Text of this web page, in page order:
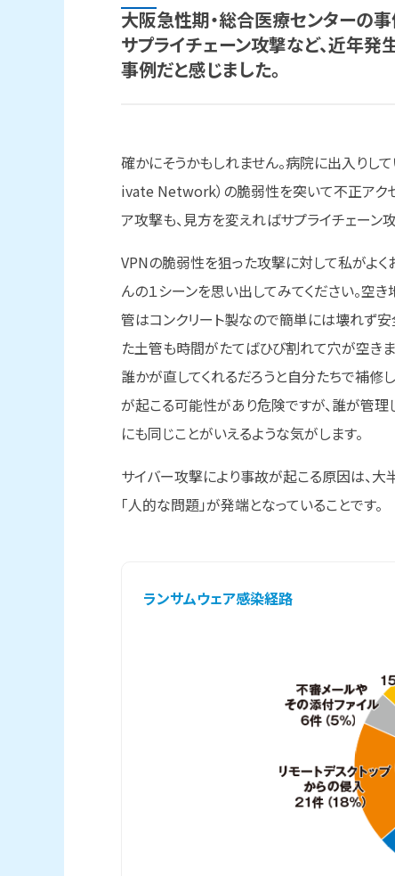
大阪急性期・総合医療センターの事
サプライチェーン攻撃など、近年発
事例だと感じました。
確かにそうかもしれません。病院に出入りし
ivate Network）の脆弱性を突いて不正アク
ア攻撃も、見方を変えればサプライチェーン
VPNの脆弱性を狙った攻撃に対して私がよく
んの１シーンを思い出してみてください。空
管はコンクリート製なので簡単には壊れず安
た土管も時間がたてばひび割れて穴が空きま
誰かが直してくれるだろうと自分たちで補
が起こる可能性があり危険ですが、誰が管
にも同じことがいえるような気がします。
サイバー攻撃により事故が起こる原因は、大
「人的な問題」が発端となっていることです。
ランサムウェア感染経路